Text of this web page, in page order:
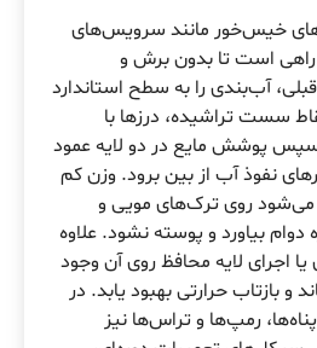
خیس‌خور مانند سرویس‌های
راهی است تا بدون برش و
آب‌بندی را به سطح استاندارد
سست تراشیده، درزها با
پوشش مایع در دو لایه عمود
نفوذ آب از بین برود. وزن کم
روی ترک‌های مویی و
بیاورد و پوسته نشود. علاوه
یا اجرای لایه محافظ روی آن وجود
و بازتاب حرارتی بهبود یابد. در
رمپ‌ها و تراس‌ها نیز